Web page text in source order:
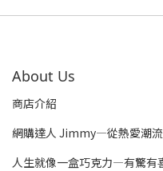
About Us
商店介紹
網購達人 Jimmy—從熱愛潮流
人生就像一盒巧克力—有驚有